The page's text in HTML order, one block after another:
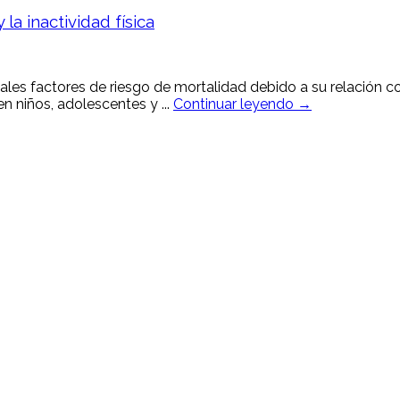
la inactividad física
factores de riesgo de mortalidad debido a su relación
niños, adolescentes y ... Continuar leyendo →